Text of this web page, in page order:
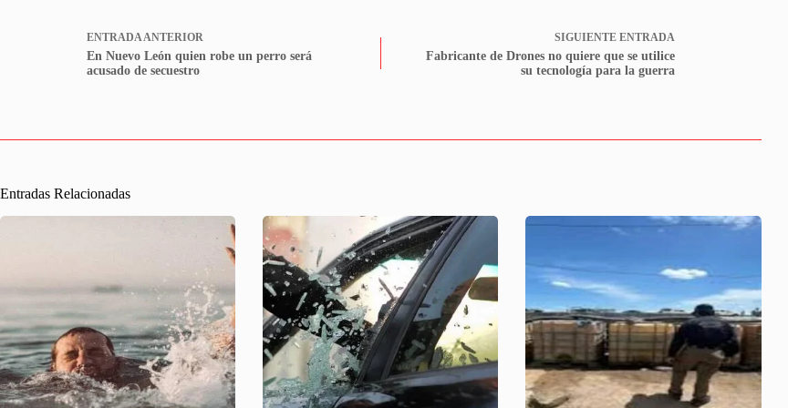
ENTRADAANTERIOR
En Nuevo León quien robe un perro será
acusado de secuestro
SIGUIENTE ENTRADA
Fabricante de Drones no quiere que se utilice
su tecnología para la guerra
Entradas Relacionadas